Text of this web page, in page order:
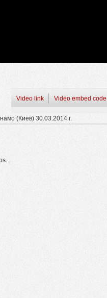
Video link Video embed code
(Киев) 30.03.2014 г.